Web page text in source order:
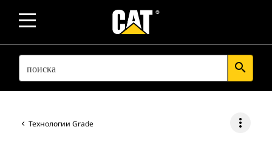
SEARCH search
Технологии Grade more_vert